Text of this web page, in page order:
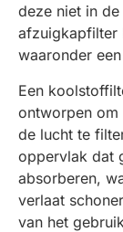
deze niet in
afzuigkapfilter
waaronder
Een
ontworpen om
de lucht te
oppervlak dat
absorberen,
verlaat
van het